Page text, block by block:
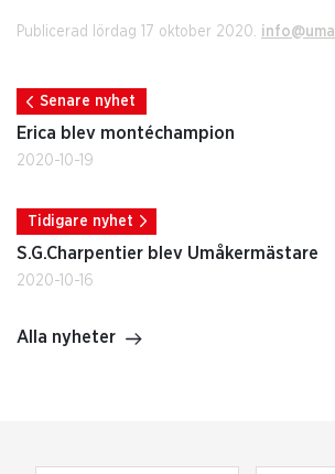
Publicerad lördag 17 oktober 2020.
Senare nyhet
Erica blev montéchampion
2020-10-19
Tidigare nyhet
S.G.Charpentier blev Umåkermästare
2020-10-16
Alla nyheter